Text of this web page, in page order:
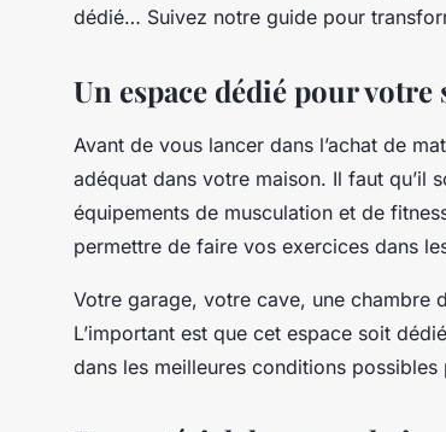
dédié… Suivez notre guide pour
Un espace dédié pour
Avant de vous lancer dans l’achat de
adéquat dans votre maison. Il faut qu’il
équipements de musculation et de
permettre de faire vos exercices dans
Votre garage, votre cave, une chambre
L’important est que cet espace soit
dans les meilleures conditions